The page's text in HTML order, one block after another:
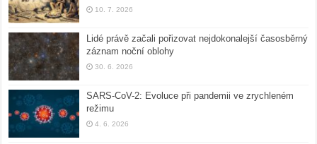
10. 7. 2026
Lidé právě začali pořizovat nejdokonalejší časosběrný
záznam noční oblohy
30. 6. 2026
SARS-CoV-2: Evoluce při pandemii ve zrychleném
režimu
4. 6. 2026